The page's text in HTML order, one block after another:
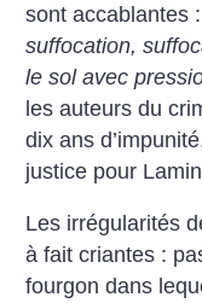
sont accablantes
suffocation,
le sol avec
les auteurs du
dix ans
justice pour
Les irrégularités
à fait criantes :
fourgon dans